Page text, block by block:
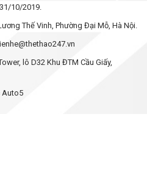
10/2019.
Thế Vinh, Phường Đại Mỗ, Hà Nội.
lô D32 Khu ĐTM Cầu Giấy,
Auto5